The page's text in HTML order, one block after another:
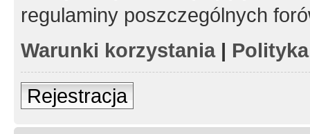
regulaminy poszczególnych
Warunki korzystania|
Rejestracja